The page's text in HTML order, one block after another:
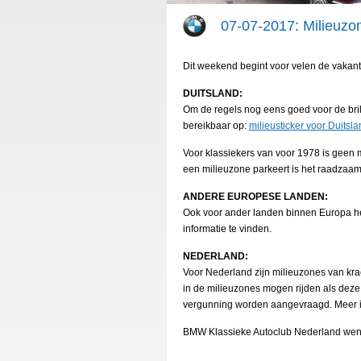
07-07-2017:
Dit weekend begint voor velen de
DUITSLAND:
Om de regels nog eens goed voor de
bereikbaar op: milieusticker voor
Voor klassiekers van voor 1978 is geen
een milieuzone parkeert is het
ANDERE EUROPESE LANDEN:
Ook voor ander landen binnen Europa
informatie te vinden.
NEDERLAND:
Voor Nederland zijn milieuzones van
in de milieuzones mogen rijden als
vergunning worden aangevraagd.
BMW Klassieke Autoclub Nederland